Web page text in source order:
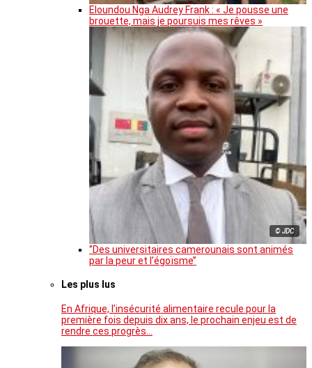
Eloundou Nga Audrey Frank : « Je pousse une
brouette, mais je poursuis mes rêves »
© JDC
‘’Des universitaires camerounais sont animés
par la peur et l’égoïsme’’
Les plus lus
En Afrique, l’insécurité alimentaire recule pour la
première fois depuis dix ans, le prochain enjeu est de
rendre ces progrès…